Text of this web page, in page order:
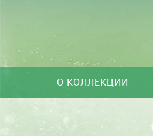
О КОЛЛЕКЦИИ